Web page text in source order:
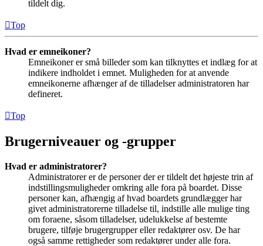
tildelt dig.
Top
Hvad er emneikoner?
Emneikoner er små billeder som kan tilknyttes et indlæg for at
indikere indholdet i emnet. Muligheden for at anvende
emneikonerne afhænger af de tilladelser administratoren har
defineret.
Top
Brugerniveauer og -grupper
Hvad er administratorer?
Administratorer er de personer der er tildelt det højeste trin af
indstillingsmuligheder omkring alle fora på boardet. Disse
personer kan, afhængig af hvad boardets grundlægger har
givet administratorerne tilladelse til, indstille alle mulige ting
om foraene, såsom tilladelser, udelukkelse af bestemte
brugere, tilføje brugergrupper eller redaktører osv. De har
også samme rettigheder som redaktører under alle fora.